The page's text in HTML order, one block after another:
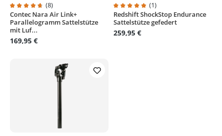
Durchschnittliche Bewertung von 4.6 von 5 Sternen
(8)
Contec Nara Air Link+
Parallelogramm Sattelstütze
mit Luf...
169,95 €
Durchschnittliche Bewertung
(1)
Redshift ShockStop Endurance
Sattelstütze gefedert
259,95 €